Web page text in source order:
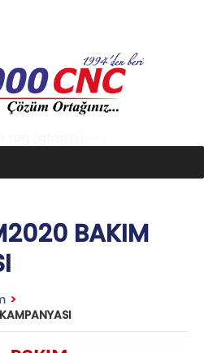
content
BAKIM
>